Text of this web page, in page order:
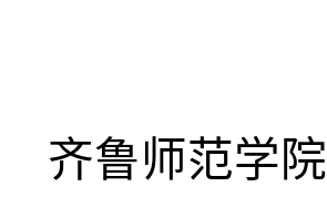
齐鲁师范学院